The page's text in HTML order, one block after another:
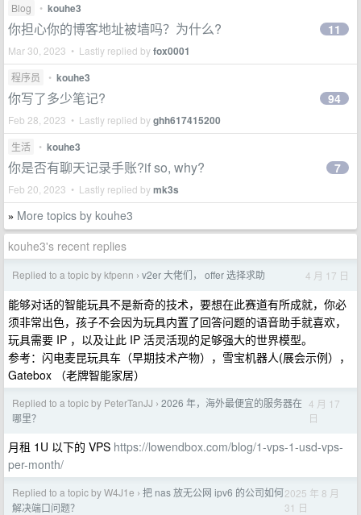
Blog • kouhe3
你担心你的博客地址被墙吗？为什么?
Mar 30, 2023 • Lastly replied byfox0001
11
程序员 • kouhe3
你写了多少笔记?
Feb 28, 2023 • Lastly replied byghh617415200
94
生活 • kouhe3
你是否有聊天记录手账?if so, why?
Feb 20, 2023 • Lastly replied bymk3s
7
» More topics by kouhe3
kouhe3's recent replies
Replied to a topic by kfpenn › v2er 大佬们， offer 选择求助 4 月 17 日
能够对话的智能玩具不是新奇的技术，要想在此赛道有所成就，你必
须非常出色，孩子不会因为玩具内置了回答问题的语音助手就喜欢，
玩具需要 IP ，以及让此 IP 活灵活现的足够强大的世界模型。
参考：闪电麦昆玩具车（早期技术产物），雪宝机器人(展会示例），
Gatebox （老牌智能家居）
Replied to a topic by PeterTanJJ › 2026 年，海外最便宜的服务器在
哪里？
4 月 17
日
月租 1U 以下的 VPS https://lowendbox.com/blog/1-vps-1-usd-vps-
per-month/
Replied to a topic by W4J1e › 把 nas 放无公网 ipv6 的公司如何
解决端口问题？
2025 年 8 月
31 日